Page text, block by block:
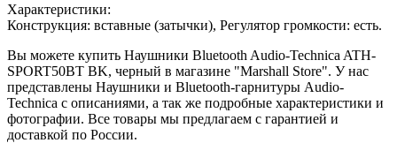
Характеристики:
Конструкция: вставные (затычки), Регулятор громкости: есть.
Вы можете купить Наушники Bluetooth Audio-Technica ATH-
SPORT50BT BK, черный в магазине "Marshall Store". У нас
представлены Наушники и Bluetooth-гарнитуры Audio-
Technica с описаниями, а так же подробные характеристики и
фотографии. Все товары мы предлагаем с гарантией и
доставкой по России.